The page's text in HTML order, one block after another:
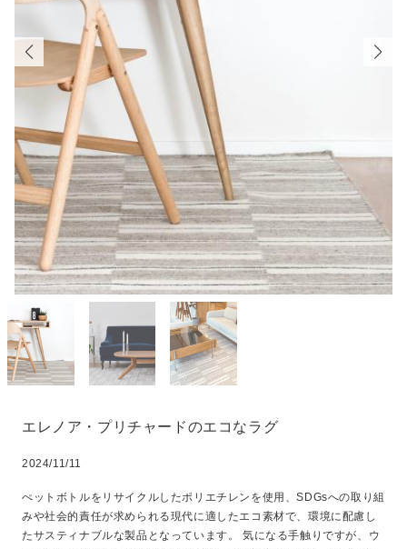
エレノア・プリチャードのエコなラグ
2024/11/11
ぺットボトルをリサイクルしたポリエチレンを使用、SDGsへの取り組
みや社会的責任が求められる現代に適したエコ素材で、環境に配慮し
たサスティナブルな製品となっています。 気になる手触りですが、ウ